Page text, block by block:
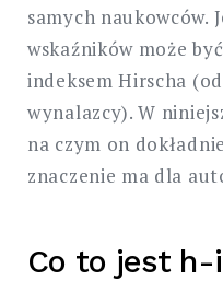
samych naukowców.
wskaźników może
indeksem Hirscha
wynalazcy). W
na czym on
znaczenie ma dla
Co to jest h-